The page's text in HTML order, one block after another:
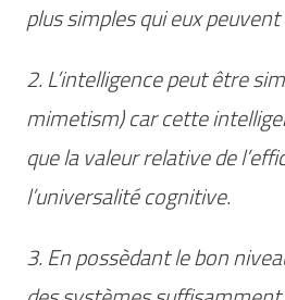
plus simples qui eux
2. L’intelligence peut être
mimetism) car cette
que la valeur relative de
l’universalité cognitive.
3. En possèdant le bon